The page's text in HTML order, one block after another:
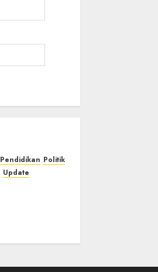
Pendidikan Politik
Update